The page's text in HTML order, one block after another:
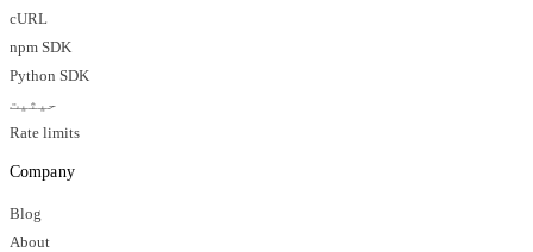
cURL
npm SDK
Python SDK
حیثیت
Rate limits
Company
Blog
About